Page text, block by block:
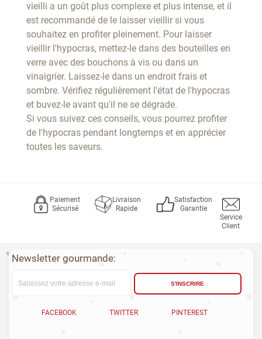
vieilli a un goût plus complexe et plus intense, et il
est recommandé de le laisser vieillir si vous
souhaitez en profiter pleinement. Pour laisser
vieillir l'hypocras, mettez-le dans des bouteilles en
verre avec des bouchons à vis ou dans un
vinaigrier. Laissez-le dans un endroit frais et
sombre. Vérifiez régulièrement l'état de l'hypocras
et buvez-le avant qu'il ne se dégrade.
Si vous suivez ces conseils, vous pourrez profiter
de l'hypocras pendant longtemps et en apprécier
toutes les saveurs.
Paiement
Sécurisé
Livraison
Rapide
Satisfaction
Garantie
Service
Client
Newsletter gourmande:
S'INSCRIRE
FACEBOOK TWITTER PINTEREST